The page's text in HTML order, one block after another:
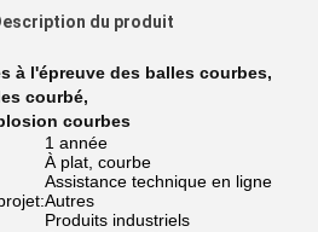
du produit
à l'épreuve des balles courbes,
courbé,
courbes
1 année
À plat, courbe
Assistance technique en ligne
Autres
Produits industriels